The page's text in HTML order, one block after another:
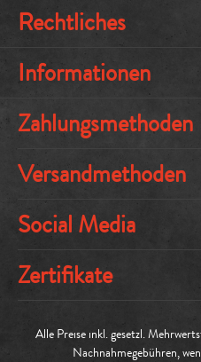
Rechtliches
Informationen
Zahlungsmethoden
Versandmethoden
Social Media
Zertifikate
Alle Preise inkl. gesetzl.
Nachnahmegebühren,